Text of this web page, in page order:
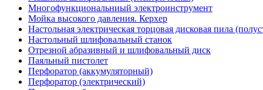
Многофункциональниый электроинструмент
Мойка высокого давления. Керхер
Настольная электрическая торцовая дисковая пила
Настольный шлифовальный станок
Отрезной абразивный и шлифовальный диск
Паяльный пистолет
Перфоратор (аккумуляторный)
Перфоратор (электрический)